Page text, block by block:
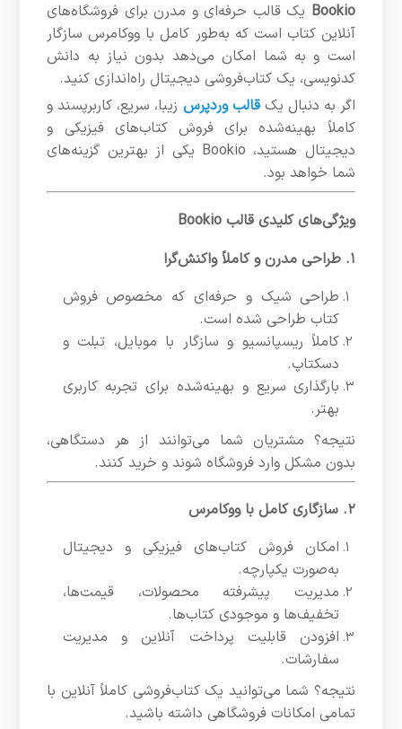
Bookio یک قالب حرفه‌ای و مدرن برای فروشگاه‌های
آنلاین کتاب است که به‌طور کامل با ووکامرس سازگار
است و به شما امکان می‌دهد بدون نیاز به دانش
کدنویسی، یک کتاب‌فروشی دیجیتال راه‌اندازی کنید.
اگر به دنبال یکقالب وردپرس زیبا، سریع، کاربرپسند و
کاملاً بهینه‌شده برای فروش کتاب‌های فیزیکی و
دیجیتال هستید، Bookio یکی از بهترین گزینه‌های
شما خواهد بود.
ویژگی‌های کلیدی قالب Bookio
۱. طراحی مدرن و کاملاً واکنش‌گرا
طراحی شیک و حرفه‌ای که مخصوص فروش
کتاب طراحی شده است.
کاملاً ریسپانسیو و سازگار با موبایل، تبلت و
دسکتاپ.
بارگذاری سریع و بهینه‌شده برای تجربه کاربری
بهتر.
نتیجه؟ مشتریان شما می‌توانند از هر دستگاهی،
بدون مشکل وارد فروشگاه شوند و خرید کنند.
۲. سازگاری کامل با ووکامرس
امکان فروش کتاب‌های فیزیکی و دیجیتال
به‌صورت یکپارچه.
مدیریت پیشرفته محصولات، قیمت‌ها،
تخفیف‌ها و موجودی کتاب‌ها.
افزودن قابلیت پرداخت آنلاین و مدیریت
سفارشات.
نتیجه؟ شما می‌توانید یک کتاب‌فروشی کاملاً آنلاین با
تمامی امکانات فروشگاهی داشته باشید.